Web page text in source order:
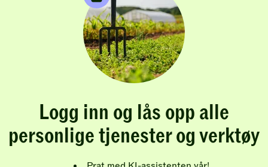
Logg inn og lås opp alle
personlige tjenester og verktøy